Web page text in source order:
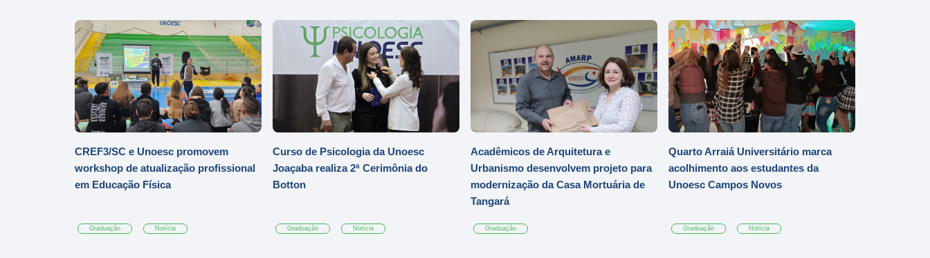
CREF3/SC e Unoesc promovem
workshop de atualização profissional
em Educação Física
Graduação Notícia
Curso de Psicologia da Unoesc
Joaçaba realiza 2ª Cerimônia do
Botton
Graduação Notícia
Acadêmicos de Arquitetura e
Urbanismo desenvolvem projeto para
modernização da Casa Mortuária de
Tangará
Graduação
Quarto Arraiá Universitário marca
acolhimento aos estudantes da
Unoesc Campos Novos
Graduação Notícia